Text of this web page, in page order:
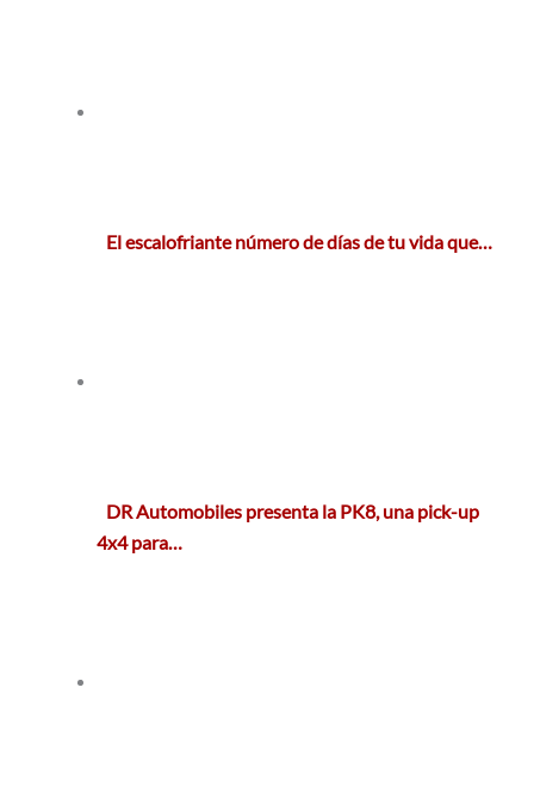
El escalofriante número de días de tu vida que…
DR Automobiles presenta la PK8, una pick-up
4x4 para…